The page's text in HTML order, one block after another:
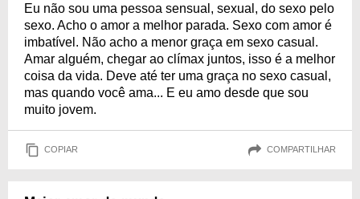
Eu não sou uma pessoa sensual, sexual, do sexo pelo
sexo. Acho o amor a melhor parada. Sexo com amor é
imbatível. Não acho a menor graça em sexo casual.
Amar alguém, chegar ao clímax juntos, isso é a melhor
coisa da vida. Deve até ter uma graça no sexo casual,
mas quando você ama... E eu amo desde que sou
muito jovem.
COPIAR COMPARTILHAR